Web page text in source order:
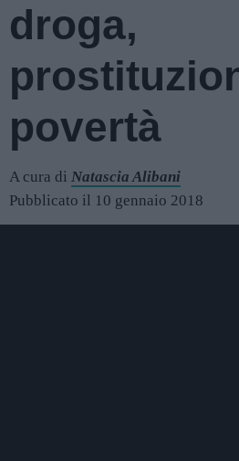
droga,
povertà
A cura di Natascia Alibani
Pubblicato il 10 gennaio 2018